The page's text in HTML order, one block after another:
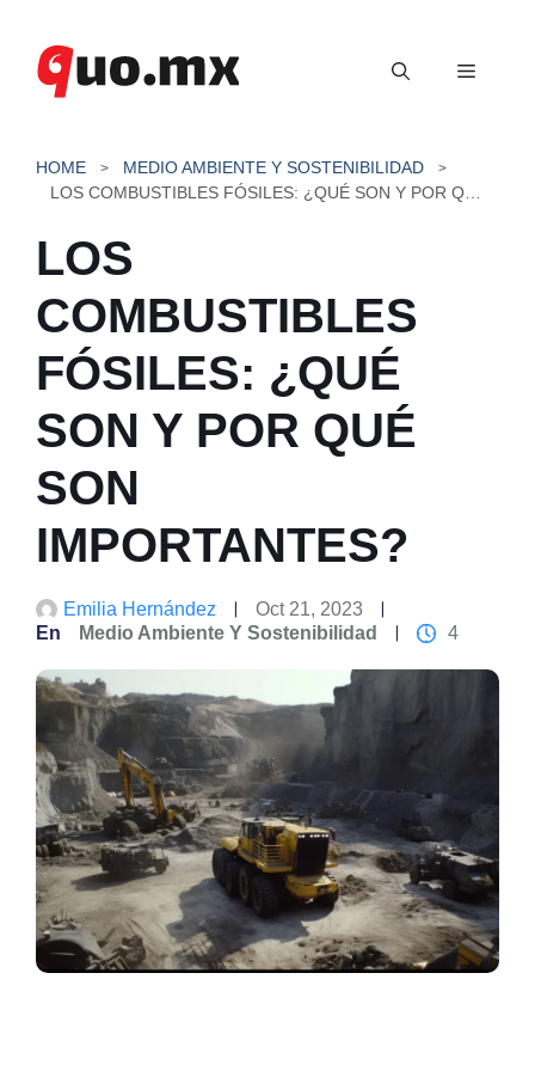
contenido
Menú
HOME
MEDIO AMBIENTE Y SOSTENIBILIDAD
LOS
COMBUSTIBLES
FÓSILES: ¿QUÉ
SON Y POR QUÉ
SON
IMPORTANTES?
Emilia Hernández
Oct 21, 2023
En
Medio Ambiente Y Sostenibilidad 4